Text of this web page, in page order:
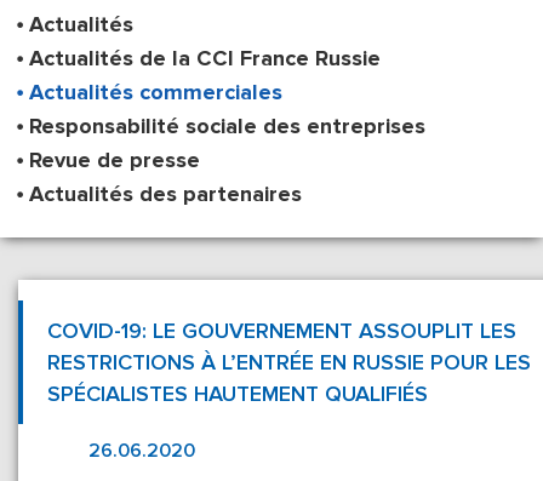
Actualités
Actualités de la CCI France Russie
Actualités commerciales
Responsabilité sociale des entreprises
Revue de presse
Actualités des partenaires
COVID-19: LE GOUVERNEMENT ASSOUPLIT LES
RESTRICTIONS À L’ENTRÉE EN RUSSIE POUR LES
SPÉCIALISTES HAUTEMENT QUALIFIÉS
26.06.2020